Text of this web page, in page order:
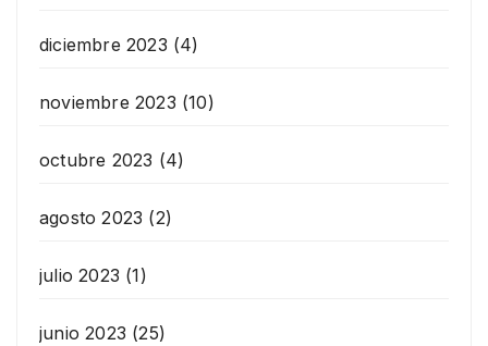
diciembre 2023 (4)
noviembre 2023 (10)
octubre 2023 (4)
agosto 2023 (2)
julio 2023 (1)
junio 2023 (25)